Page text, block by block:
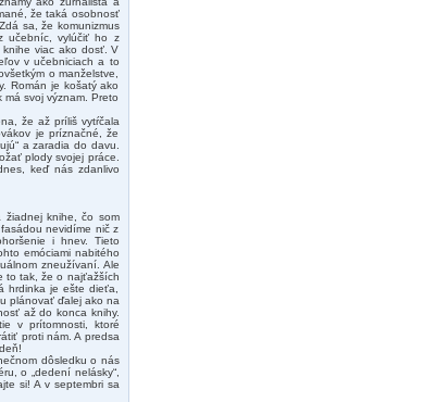
že taká osobnosť
sa, že komunizmus
učebníc, vylúčiť ho z
viac ako dosť. V
v učebniciach a to
o manželstve,
Román je košatý ako
svoj význam. Preto
že až príliš vytŕčala
je príznačné, že
a zaradia do davu.
plody svojej práce.
keď nás zdanlivo
žiadnej knihe, čo som
nevidíme nič z
i hnev. Tieto
emóciami nabitého
zneužívaní. Ale
to tak, že o najťažších
hrdinka je ešte dieťa,
plánovať ďalej ako na
až do konca knihy.
v prítomnosti, ktoré
proti nám. A predsa
dôsledku o nás
o „dedení nelásky“,
si! A v septembri sa